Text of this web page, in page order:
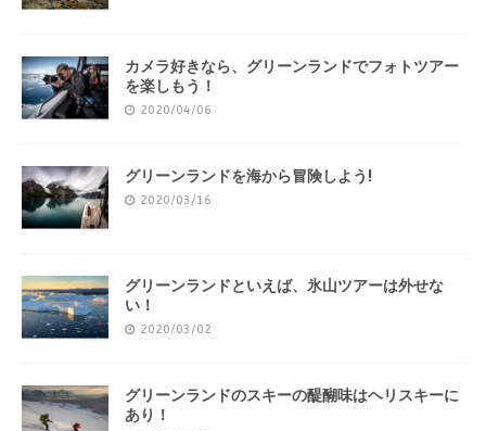
カメラ好きなら、グリーンランドでフォトツアー
を楽しもう！
2020/04/06
グリーンランドを海から冒険しよう!
2020/03/16
グリーンランドといえば、氷山ツアーは外せな
い！
2020/03/02
グリーンランドのスキーの醍醐味はヘリスキーに
あり！